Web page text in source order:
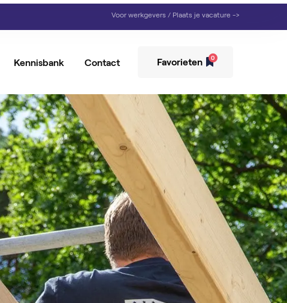
Voor werkgevers / Plaats je vacature ->
Kennisbank Contact Favorieten 0